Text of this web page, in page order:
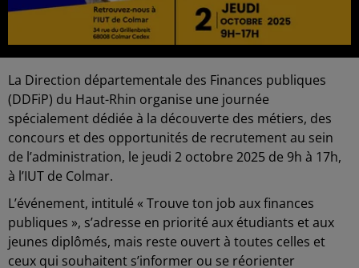
La Direction départementale des Finances publiques
(DDFiP) du Haut-Rhin organise une journée
spécialement dédiée à la découverte des métiers, des
concours et des opportunités de recrutement au sein
de l’administration, le jeudi 2 octobre 2025 de 9h à 17h,
à l’IUT de Colmar.
L’événement, intitulé « Trouve ton job aux finances
publiques », s’adresse en priorité aux étudiants et aux
jeunes diplômés, mais reste ouvert à toutes celles et
ceux qui souhaitent s’informer ou se réorienter